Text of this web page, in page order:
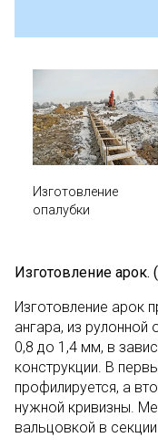
Изготовление
опалубки
Изготовление арок.
Изготовление арок
ангара, из рулонной
0,8 до 1,4 мм, в
конструкции. В
профилируется, а
нужной кривизны.
вальцовкой в